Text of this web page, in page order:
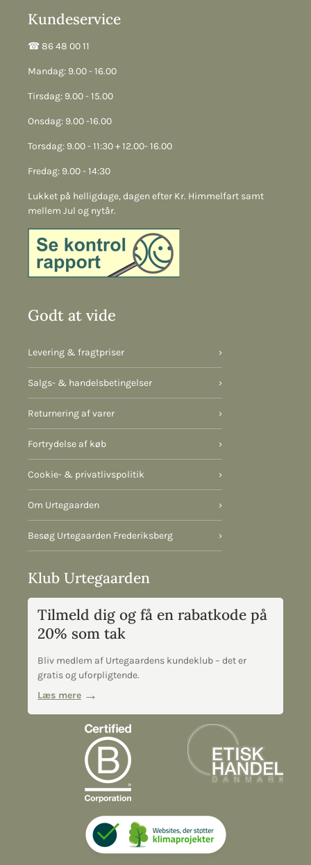
Kundeservice
☎︎ 86 48 00 11
Mandag: 9.00 - 16.00
Tirsdag: 9.00 - 15.00
Onsdag: 9.00 -16.00
Torsdag: 9.00 - 11:30 + 12.00- 16.00
Fredag: 9.00 - 14:30
Lukket på helligdage, dagen efter Kr. Himmelfart samt
mellem Jul og nytår.
Godt at vide
Levering & fragtpriser ›
Salgs- & handelsbetingelser ›
Returnering af varer ›
Fortrydelse af køb ›
Cookie- & privatlivspolitik ›
Om Urtegaarden ›
Besøg Urtegaarden Frederiksberg ›
Klub Urtegaarden
Tilmeld dig og få en rabatkode på
20% som tak
Bliv medlem af Urtegaardens kundeklub – det er
gratis og uforpligtende.
Læs mere